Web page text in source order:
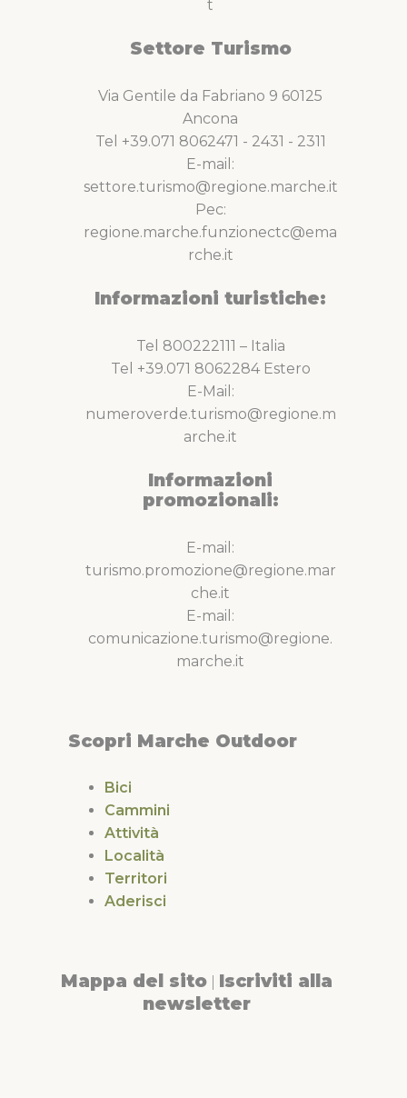
t
Settore Turismo
Via Gentile da Fabriano 9 60125
Ancona
Tel +39.071 8062471 - 2431 - 2311
E-mail:
settore.turismo@regione.marche.it
Pec:
regione.marche.funzionectc@ema
rche.it
Informazioni turistiche:
Tel 800222111 – Italia
Tel +39.071 8062284 Estero
E-Mail:
numeroverde.turismo@regione.m
arche.it
Informazioni
promozionali:
E-mail:
turismo.promozione@regione.mar
che.it
E-mail:
comunicazione.turismo@regione.
marche.it
Scopri Marche Outdoor
Bici
Cammini
Attività
Località
Territori
Aderisci
Mappa del sito Iscriviti alla
newsletter